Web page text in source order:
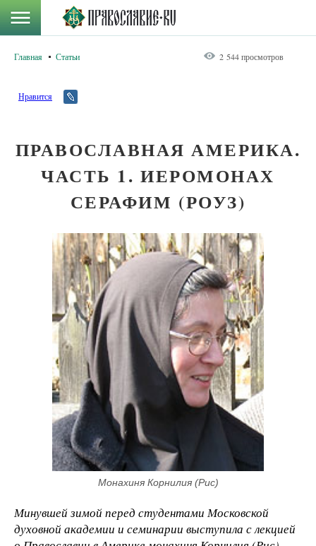
Главная Статьи 2 544 просмотров
Нравится
ПРАВОСЛАВНАЯ АМЕРИКА.
ЧАСТЬ 1. ИЕРОМОНАХ
СЕРАФИМ (РОУЗ)
Монахиня Корнилия (Рис)
Минувшей зимойперед студентами Московской
духовной академии и семинарии выступила с лекцией